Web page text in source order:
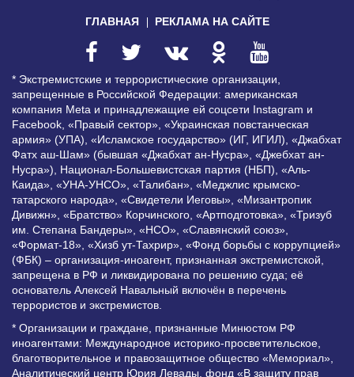
ГЛАВНАЯ РЕКЛАМА НА САЙТЕ
* Экстремистские и террористические организации,
запрещенные в Российской Федерации: американская
компания Meta и принадлежащие ей соцсети Instagram и
Facebook, «Правый сектор», «Украинская повстанческая
армия» (УПА), «Исламское государство» (ИГ, ИГИЛ), «Джабхат
Фатх аш-Шам» (бывшая «Джабхат ан-Нусра», «Джебхат ан-
Нусра»), Национал-Большевистская партия (НБП), «Аль-
Каида», «УНА-УНСО», «Талибан», «Меджлис крымско-
татарского народа», «Свидетели Иеговы», «Мизантропик
Дивижн», «Братство» Корчинского, «Артподготовка», «Тризуб
им. Степана Бандеры», «НСО», «Славянский союз»,
«Формат-18», «Хизб ут-Тахрир», «Фонд борьбы с коррупцией»
(ФБК) – организация-иноагент, признанная экстремистской,
запрещена в РФ и ликвидирована по решению суда; её
основатель Алексей Навальный включён в перечень
террористов и экстремистов.
* Организации и граждане, признанные Минюстом РФ
иноагентами: Международное историко-просветительское,
благотворительное и правозащитное общество «Мемориал»,
Аналитический центр Юрия Левады, фонд «В защиту прав